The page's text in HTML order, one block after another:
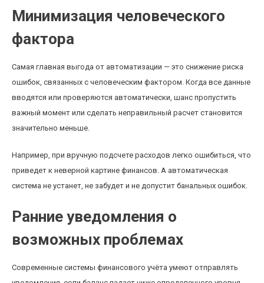
Минимизация человеческого
фактора
Самая главная выгода от автоматизации — это снижение риска
ошибок, связанных с человеческим фактором. Когда все данные
вводятся или проверяются автоматически, шанс пропустить
важный момент или сделать неправильный расчет становится
значительно меньше.
Например, при вручную подсчете расходов легко ошибиться, что
приведет к неверной картине финансов. А автоматическая
система не устанет, не забудет и не допустит банальных ошибок.
Ранние уведомления о
возможных проблемах
Современные системы финансового учёта умеют отправлять